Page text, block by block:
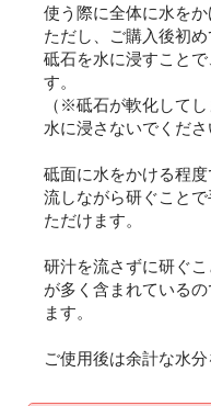
使う際に全体に水をか
ただし、ご購入後初
砥石を水に浸すこと
す。
（※砥石が軟化して
水に浸さないでくださ
砥面に水をかける程
流しながら研ぐこと
ただけます。
研汁を流さずに研ぐ
が多く含まれている
ます。
ご使用後は余計な水